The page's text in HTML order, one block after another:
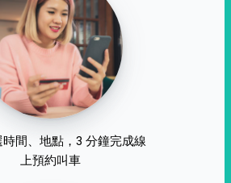
間、地點，3 分鐘完成線
上預約叫車